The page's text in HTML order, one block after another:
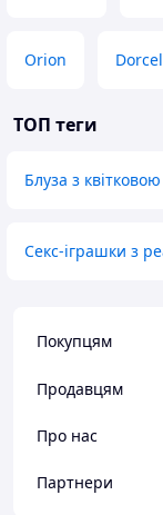
Orion Dorcel
ТОП теги
Блуза з
Секс-іграшки з
Покупцям
Продавцям
Про нас
Партнери